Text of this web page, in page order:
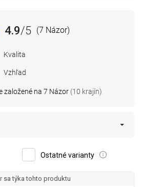
4.9/5 (7 Názor)
založené na 7 Názor (10 krajín)
Kvalita
Vzhľad
Ostatné varianty
sa týka tohto produktu